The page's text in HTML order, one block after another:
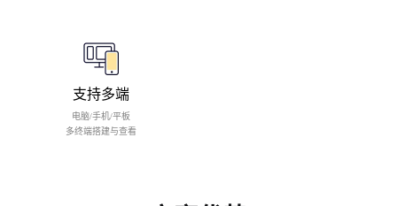
支持多端
电脑/手机/平板
多终端搭建与查看